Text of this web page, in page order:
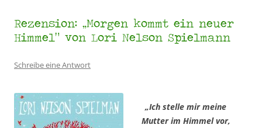
Rezension: „Morgen kommt ein neuer
Himmel“ von Lori Nelson Spielmann
Schreibe eine Antwort
„Ich stelle mir meine
Mutter im Himmel vor,